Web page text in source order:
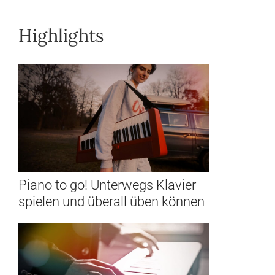
Highlights
Piano to go! Unterwegs Klavier
spielen und überall üben können